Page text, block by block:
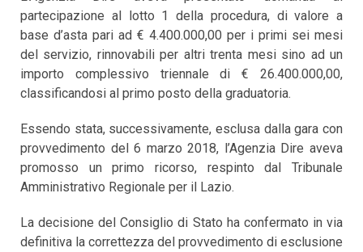
partecipazione al lotto 1 della procedura, di valore a
base d’asta pari ad € 4.400.000,00 per i primi sei mesi
del servizio, rinnovabili per altri trenta mesi sino ad un
importo complessivo triennale di € 26.400.000,00,
classificandosi al primo posto della graduatoria.
Essendo stata, successivamente, esclusa dalla gara con
provvedimento del 6 marzo 2018, l’Agenzia Dire aveva
promosso un primo ricorso, respinto dal Tribunale
Amministrativo Regionale per il Lazio.
La decisione del Consiglio di Stato ha confermato in via
definitiva la correttezza del provvedimento di esclusione